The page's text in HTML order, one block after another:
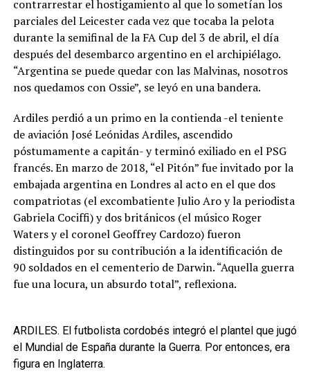
contrarrestar el hostigamiento al que lo sometían los
parciales del Leicester cada vez que tocaba la pelota
durante la semifinal de la FA Cup del 3 de abril, el día
después del desembarco argentino en el archipiélago.
“Argentina se puede quedar con las Malvinas, nosotros
nos quedamos con Ossie”, se leyó en una bandera.
Ardiles perdió a un primo en la contienda -el teniente
de aviación José Leónidas Ardiles, ascendido
póstumamente a capitán- y terminó exiliado en el PSG
francés. En marzo de 2018, “el Pitón” fue invitado por la
embajada argentina en Londres al acto en el que dos
compatriotas (el excombatiente Julio Aro y la periodista
Gabriela Cociffi) y dos británicos (el músico Roger
Waters y el coronel Geoffrey Cardozo) fueron
distinguidos por su contribución a la identificación de
90 soldados en el cementerio de Darwin. “Aquella guerra
fue una locura, un absurdo total”, reflexiona.
ARDILES. El futbolista cordobés integró el plantel que jugó
el Mundial de España durante la Guerra. Por entonces, era
figura en Inglaterra.